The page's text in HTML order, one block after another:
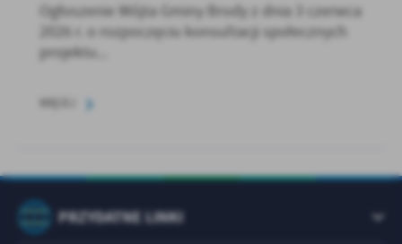
Ogłoszenie Wójta Gminy Brody z dnia 3 czerwca
2026 r. o rozpoczęciu konsultacji społecznych
projektu...
PRZYDATNE LINKI